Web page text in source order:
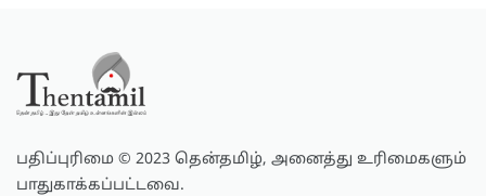
பதிப்புரிமை © 2023 தென்தமிழ், அனைத்து உரிமைகளும்
பாதுகாக்கப்பட்டவை.